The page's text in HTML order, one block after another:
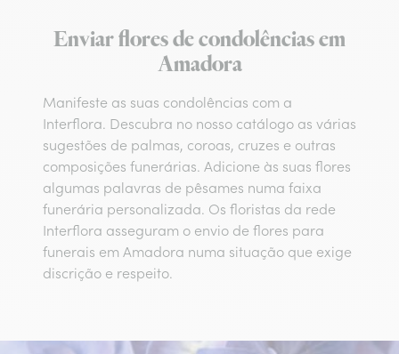
Enviar flores de condolências em
Amadora
Manifeste as suas condolências com a
Interflora. Descubra no nosso catálogo as várias
sugestões de palmas, coroas, cruzes e outras
composições funerárias. Adicione às suas flores
algumas palavras de pêsames numa faixa
funerária personalizada. Os floristas da rede
Interflora asseguram o envio de flores para
funerais em Amadora numa situação que exige
discrição e respeito.